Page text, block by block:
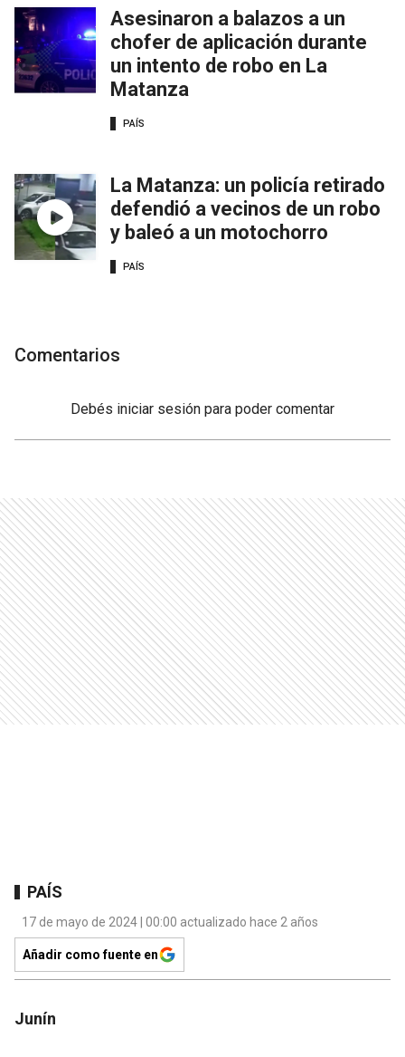
Asesinaron a balazos a un
chofer de aplicación durante
un intento de robo en La
Matanza
PAÍS
La Matanza: un policía retirado
defendió a vecinos de un robo
y baleó a un motochorro
PAÍS
Comentarios
Debés iniciar sesión para poder comentar
PAÍS
17 de mayo de 2024 | 00:00 actualizado hace 2 años
Añadir como fuente en
Junín